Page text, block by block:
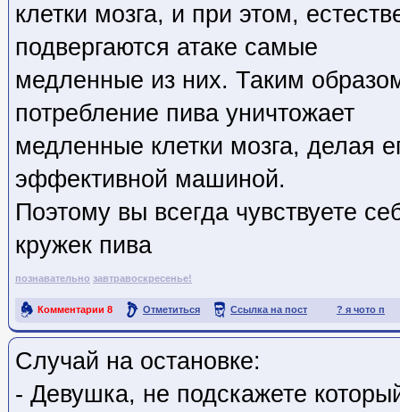
клетки мозга, и при этом,
подвергаются атаке самые
медленные из них. Таким
потребление пива уничтожает
медленные клетки мозга, делая
эффективной машиной.
Поэтому вы всегда чувствуете
кружек пива
познавательно завтравоскресенье!
? я чото п
Комментарии 8 Отметиться Ссылка на пост
Случай на остановке:
- Девушка, не подскажете